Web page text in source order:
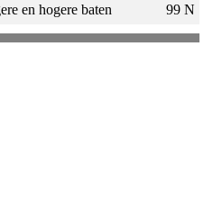
en hogere baten 99 N